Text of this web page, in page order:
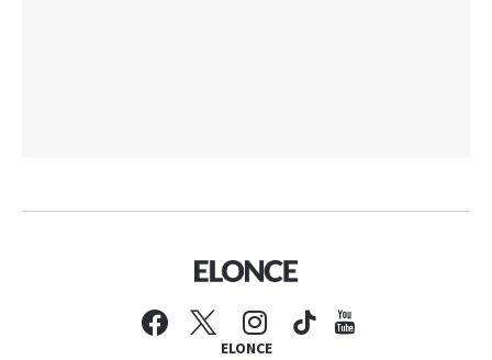
ELONCE